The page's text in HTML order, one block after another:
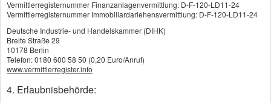
Rente bei Berufsunfähigkeit
Die wichtigste Leistung der
Berufsunfähigkeitsversicherung ist die
monatliche Rente - ab dem Zeitpunkt, ab dem
Sie wegen eines Unfalls oder einer Erkrankung
Vermittlerregisternummer Finanzanlagenvermittlung: D-F-120-LD11-24
Vermittlerregisternummer Immobiliardarlehensvermittlung: D-F-120-LD11-24
Deutsche Industrie- und Handelskammer (DIHK)
Breite Straße 29
10178 Berlin
Telefon: 0180 600 58 50 (0,20 Euro/Anruf)
www.vermittlerregister.info
4. Erlaubnisbehörde: